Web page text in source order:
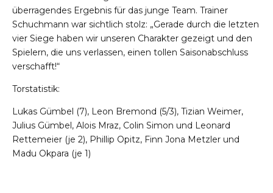
überragendes Ergebnis für das junge Team. Trainer
Schuchmann war sichtlich stolz: „Gerade durch die letzten
vier Siege haben wir unseren Charakter gezeigt und den
Spielern, die uns verlassen, einen tollen Saisonabschluss
verschafft!“
Torstatistik:
Lukas Gümbel (7), Leon Bremond (5/3), Tizian Weimer,
Julius Gümbel, Alois Mraz, Colin Simon und Leonard
Rettemeier (je 2), Phillip Opitz, Finn Jona Metzler und
Madu Okpara (je 1)